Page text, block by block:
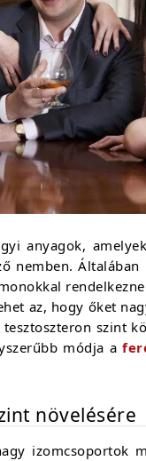
anyagok,
nemben.
az, hogy őket
szint
módja a
növelésére
izomcsoportok